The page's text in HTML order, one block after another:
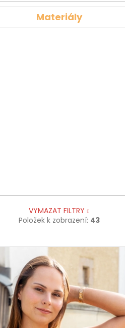
Materiály
VYMAZAT FILTRY
Položek k zobrazení: 43